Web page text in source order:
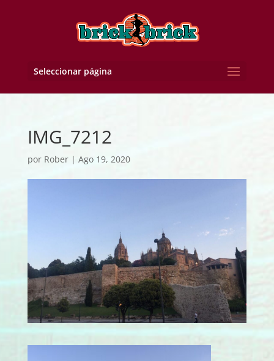
Seleccionar página
IMG_7212
por Rober| Ago 19, 2020